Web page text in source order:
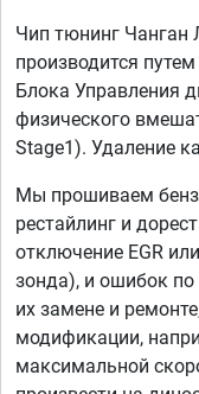
Чип тюнинг Чанган
производится
Блока Управления
физического
Stage1). Удаление
Мы прошиваем
рестайлинг и
отключение EGR
зонда), и ошибок по
их замене и
модификации,
максимальной